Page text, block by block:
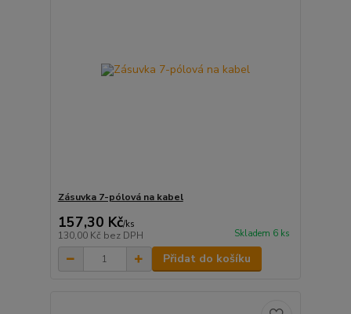
Zásuvka 7-pólová na kabel
157,30 Kč/ks
130,00 Kč bez DPH Skladem 6 ks
Přidat do košíku